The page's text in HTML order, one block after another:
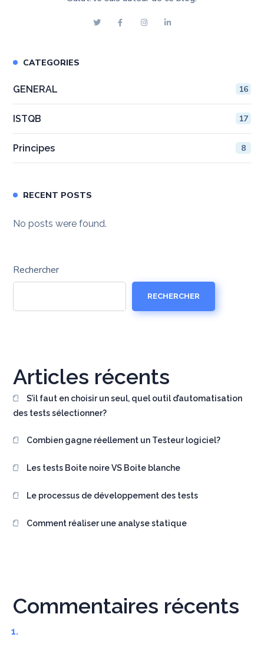
CATEGORIES
GENERAL 16
ISTQB 17
Principes 8
RECENT POSTS
No posts were found.
Rechercher
RECHERCHER
Articles récents
S’il faut en choisir un seul, quel outil d’automatisation
des tests sélectionner?
Combien gagne réellement un Testeur logiciel?
Les tests Boite noire VS Boite blanche
Le processus de développement des tests
Comment réaliser une analyse statique
Commentaires récents